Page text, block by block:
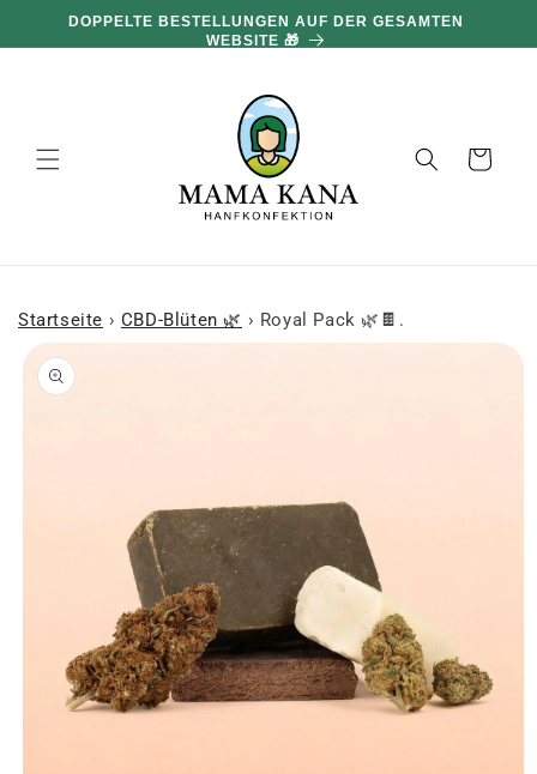
und zumDOPPELTE BESTELLUNGEN AUF DER GESAMTEN
WEBSITE 🎁
Warenkorb
Startseite › CBD-Blüten 🌿 › Royal Pack 🌿🍫.